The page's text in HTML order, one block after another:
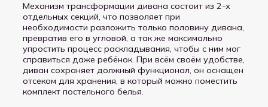
Механизм трансформации дивана состоит из 2-х
отдельных секций, что позволяет при
необходимости разложить только половину дивана,
превратив его в угловой, а так же максимально
упростить процесс раскладывания, чтобы с ним мог
справиться даже ребёнок. При всём своём удобстве,
диван сохраняет должный функционал, он оснащен
отсеком для хранения, в который можно поместить
комплект постельного белья.